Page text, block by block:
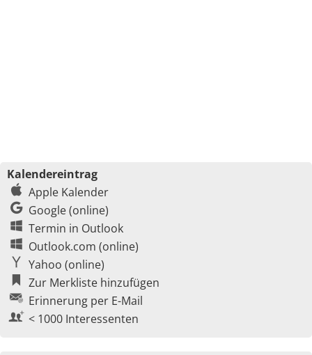
Kalendereintrag
Apple Kalender
Google (online)
Termin in Outlook
Outlook.com (online)
Yahoo (online)
Zur Merkliste hinzufügen
Erinnerung per E-Mail
< 1000 Interessenten